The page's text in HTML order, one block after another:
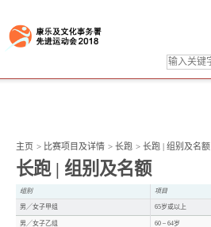
主页 > 比赛项目及详情 > 长跑 > 长跑 | 组别及名额
长跑 | 组别及名额
组别 项目
男╱女子甲组 65岁或以上
男╱女子乙组 60 – 64岁